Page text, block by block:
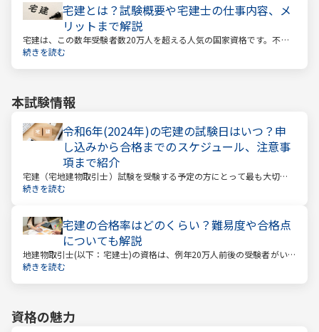
宅建とは？試験概要や宅建士の仕事内容、メ
リットまで解説
宅建は、この数年受験者数20万人を超える人気の国家資格です。不動
産業に携わる人をはじめ、他業種、学生、主婦まで、さまざまな方が
続きを読む
本試験情報
令和6年(2024年)の宅建の試験日はいつ？申
し込みから合格までのスケジュール、注意事
項まで紹介
宅建（宅地建物取引士）試験を受験する予定の方にとって最も大切な
情報は「試験日」です。いつから勉強を始めるか、もう始めているな
続きを読む
宅建の合格率はどのくらい？難易度や合格点
についても解説
地建物取引士(以下：宅建士)の資格は、例年20万人前後の受験者がいる
人気資格。 その試験の合格率は15～18%程度であり、過去10年の平均
続きを読む
資格の魅力